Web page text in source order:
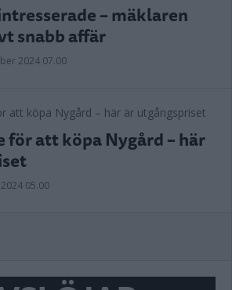
– mäklaren
snabb affär
2024 07.00
för att köpa Nygård – här
05.00